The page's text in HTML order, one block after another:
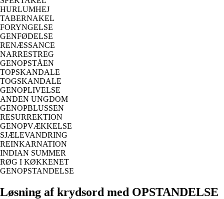
HURLUMHEJ
TABERNAKEL
FORYNGELSE
GENFØDELSE
RENÆSSANCE
NARRESTREG
GENOPSTÅEN
TOPSKANDALE
TOGSKANDALE
GENOPLIVELSE
ANDEN UNGDOM
GENOPBLUSSEN
RESURREKTION
GENOPVÆKKELSE
SJÆLEVANDRING
REINKARNATION
INDIAN SUMMER
RØG I KØKKENET
GENOPSTANDELSE
Løsning af krydsord med OPSTANDELSE